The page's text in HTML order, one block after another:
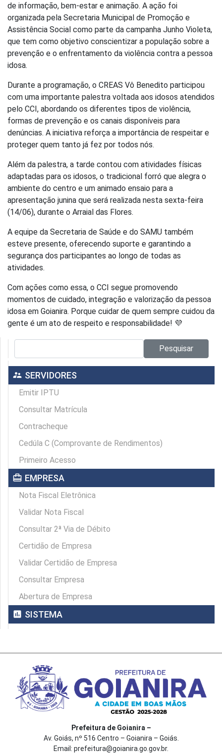
de informação, bem-estar e animação. A ação foi
organizada pela Secretaria Municipal de Promoção e
Assistência Social como parte da campanha Junho Violeta,
que tem como objetivo conscientizar a população sobre a
prevenção e o enfrentamento da violência contra a pessoa
idosa.
Durante a programação, o CREAS Vô Benedito participou
com uma importante palestra voltada aos idosos atendidos
pelo CCI, abordando os diferentes tipos de violência,
formas de prevenção e os canais disponíveis para
denúncias. A iniciativa reforça a importância de respeitar e
proteger quem tanto já fez por todos nós.
Além da palestra, a tarde contou com atividades físicas
adaptadas para os idosos, o tradicional forró que alegra o
ambiente do centro e um animado ensaio para a
apresentação junina que será realizada nesta sexta-feira
(14/06), durante o Arraial das Flores.
A equipe da Secretaria de Saúde e do SAMU também
esteve presente, oferecendo suporte e garantindo a
segurança dos participantes ao longo de todas as
atividades.
Com ações como essa, o CCI segue promovendo
momentos de cuidado, integração e valorização da pessoa
idosa em Goianira. Porque cuidar de quem sempre cuidou da
gente é um ato de respeito e responsabilidade! 💜
Pesquisar
supervisor_account SERVIDORES
Emitir IPTU
Consultar Matrícula
Contracheque
Cedúla C (Comprovante de Rendimentos)
Primeiro Acesso
card_travel EMPRESA
Nota Fiscal Eletrônica
Validar Nota Fiscal
Consultar 2ª Via de Débito
Certidão de Empresa
Validar Certidão de Empresa
Consultar Empresa
Abertura de Empresa
assessment SISTEMA
Prefeitura de Goianira –
Av. Goiás, nº 516 Centro – Goianira – Goiás.
Email: prefeitura@goianira.go.gov.br.